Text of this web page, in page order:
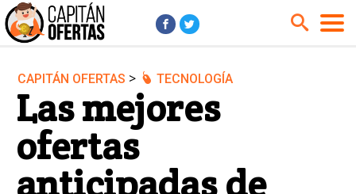
Audio y Música
Cámaras
Cine y Series
Coches
Deportes
Hogar
Hoteles
Jardín
Juguetes
CAPITÁN OFERTAS > TECNOLOGÍA
Las mejores
ofertas
anticipadas de